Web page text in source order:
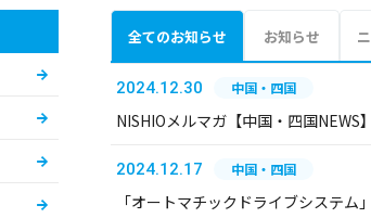
全てのお知らせ お知らせ
2024.12.30 中国・四国
NISHIOメルマガ【中国・四国NEWS
2024.12.17 中国・四国
「オートマチックドライブシステム